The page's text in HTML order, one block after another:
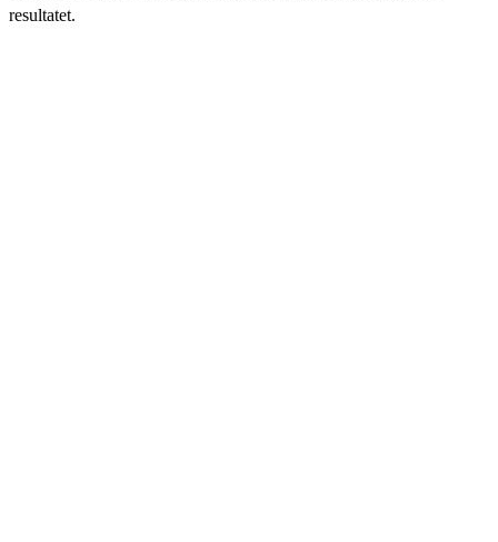
resultatet.